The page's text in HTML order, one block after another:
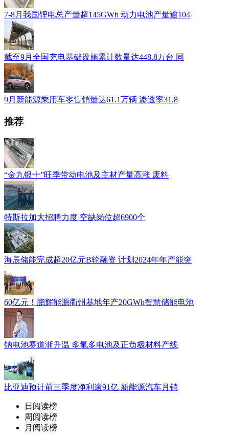
7-8月我国锂电总产量超145GWh 动力电池产量逾104
截至9月全国充电基础设施累计数量达448.8万台 同
9月新能源乘用车零售销量达61.1万辆 渗透率31.8
推荐
“金九银十”旺季带动电池及主材产量高涨 废料
特斯拉加大招聘力度 空缺岗位超6900个
海辰储能完成超20亿元B轮融资 计划2024年年产能突
60亿元！鹏辉能源衢州基地年产20GWh智慧储能电池
钠电池赛道渐升温 多氟多电池及正负极材料产线
比亚迪预计前三季度净利逾91亿 新能源汽车月销
日阅读榜
周阅读榜
月阅读榜